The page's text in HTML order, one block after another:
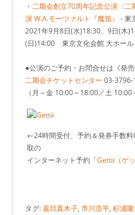
・ 二期会創立70周年記念公演〈
演 W.A.モーツァルト『魔笛』 - 東
2021年9月8日(水)18:30、9日(木
(日)14:00 東京文化会館 大ホール
●公演のご予約・お問合せは《発売
二期会チケットセンター 03-3796-
（月～金 10:00～18:00／土 10:00
←24時間受付、予約＆発券手数
取の
インターネット予約「Gettii（ゲッ
タグ:嘉目真木子, 市川浩平, 杉浦